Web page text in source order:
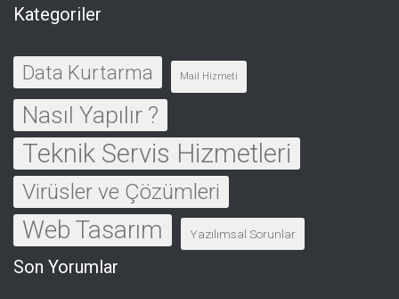
Kategoriler
Data Kurtarma Mail Hizmeti
Nasıl Yapılır ?
Teknik Servis Hizmetleri
Virüsler ve Çözümleri
Web Tasarım Yazılımsal Sorunlar
Son Yorumlar